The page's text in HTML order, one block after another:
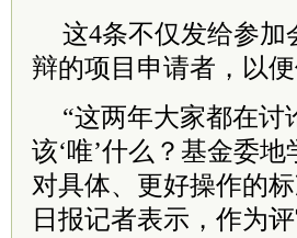
这4条不仅发给参
辩的项目申请者，以
“这两年大家都在讨
该‘唯’什么？基金委
对具体、更好操作的
日报记者表示，作为